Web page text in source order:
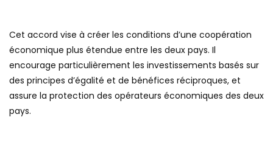
Cet accord vise à créer les conditions d’une coopération
économique plus étendue entre les deux pays. Il
encourage particulièrement les investissements basés sur
des principes d’égalité et de bénéfices réciproques, et
assure la protection des opérateurs économiques des deux
pays.